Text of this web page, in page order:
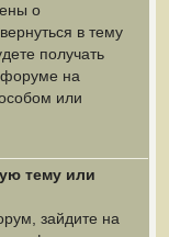
о
в тему
получать
на
или
тему или
зайдите на